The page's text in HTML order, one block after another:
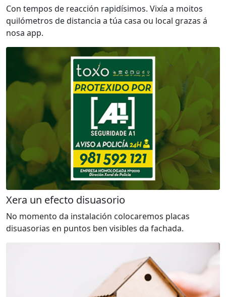
Con tempos de reacción rapidísimos. Vixía a moitos
quilómetros de distancia a túa casa ou local grazas á
nosa app.
Xera un efecto disuasorio
No momento da instalación colocaremos placas
disuasorias en puntos ben visibles da fachada.